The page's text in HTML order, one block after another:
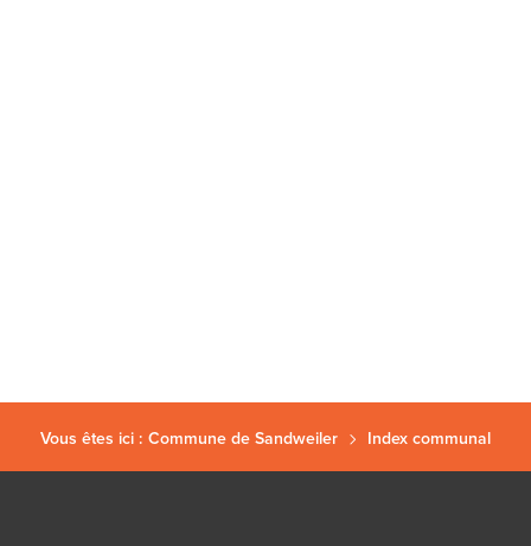
Vous êtes ici : Commune de Sandweiler Index communal